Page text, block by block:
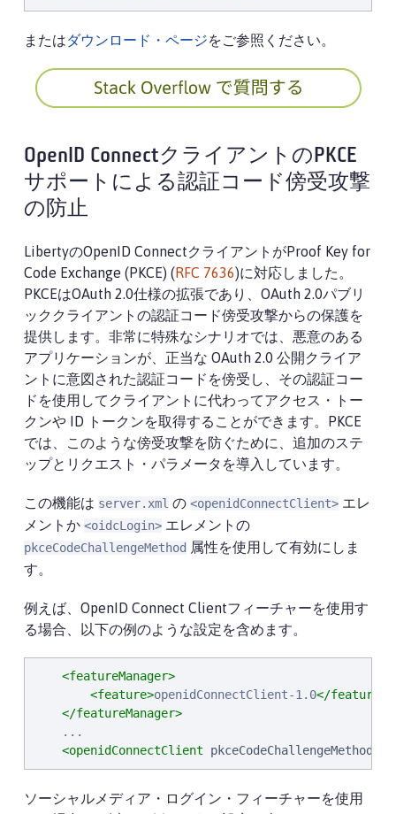
またはダウンロード・ページをご参照ください。
OpenID ConnectクライアントのPKCE
サポートによる認証コード傍受攻撃
の防止
LibertyのOpenID ConnectクライアントがProof Key for
Code Exchange (PKCE) (RFC 7636)に対応しました。
PKCEはOAuth 2.0仕様の拡張であり、OAuth 2.0パブリ
ッククライアントの認証コード傍受攻撃からの保護を
提供します。非常に特殊なシナリオでは、悪意のある
アプリケーションが、正当な OAuth 2.0 公開クライア
ントに意図された認証コードを傍受し、その認証コー
ドを使用してクライアントに代わってアクセス・トー
クンや ID トークンを取得することができます。PKCE
では、このような傍受攻撃を防ぐために、追加のステ
ップとリクエスト・パラメータを導入しています。
この機能は server.xml の <openidConnectClient> エレ
メントか <oidcLogin> エレメントの
pkceCodeChallengeMethod 属性を使用して有効にしま
す。
例えば、OpenID Connect Clientフィーチャーを使用す
る場合、以下の例のような設定を含めます。
<featureManager>
<feature>openidConnectClient-1.0</feature>
</featureManager>
    ...
<openidConnectClient
pkceCodeChallengeMethod
ソーシャルメディア・ログイン・フィーチャーを使用